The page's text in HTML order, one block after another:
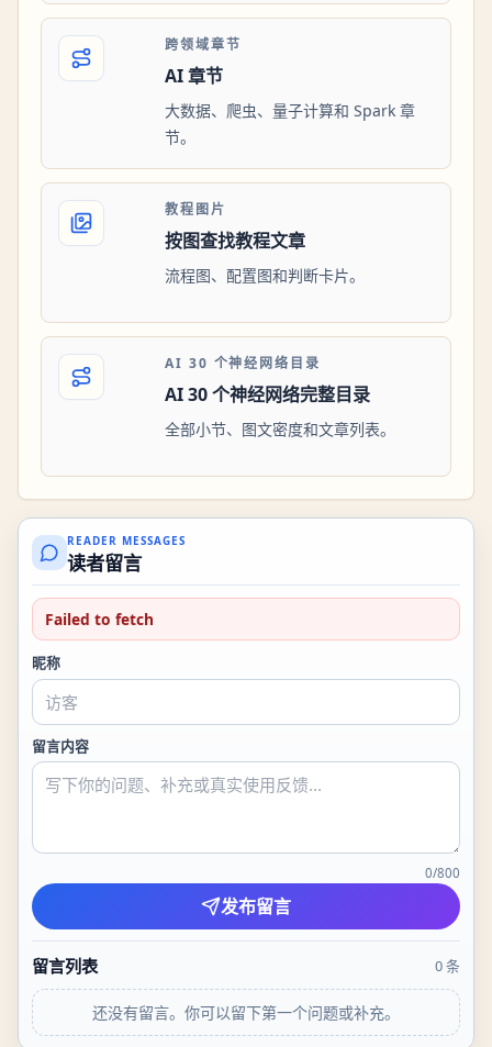
跨领域章节
AI 章节
大数据、爬虫、量子计算和 Spark 章
节。
教程图片
按图查找教程文章
流程图、配置图和判断卡片。
AI 30 个神经网络目录
AI 30 个神经网络完整目录
全部小节、图文密度和文章列表。
READER MESSAGES
读者留言
Failed to fetch
昵称
留言内容
0/800
发布留言
留言列表 0条
还没有留言。你可以留下第一个问题或补充。